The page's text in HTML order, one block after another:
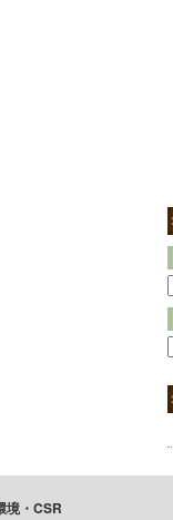
境・CSR